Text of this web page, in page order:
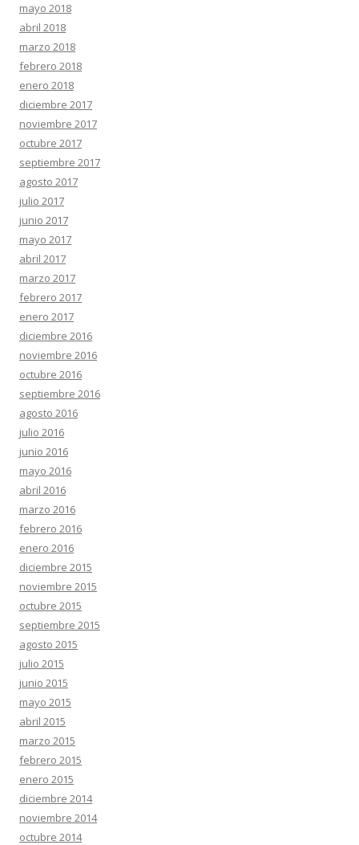
mayo 2018
abril 2018
marzo 2018
febrero 2018
enero 2018
diciembre 2017
noviembre 2017
octubre 2017
septiembre 2017
agosto 2017
julio 2017
junio 2017
mayo 2017
abril 2017
marzo 2017
febrero 2017
enero 2017
diciembre 2016
noviembre 2016
octubre 2016
septiembre 2016
agosto 2016
julio 2016
junio 2016
mayo 2016
abril 2016
marzo 2016
febrero 2016
enero 2016
diciembre 2015
noviembre 2015
octubre 2015
septiembre 2015
agosto 2015
julio 2015
junio 2015
mayo 2015
abril 2015
marzo 2015
febrero 2015
enero 2015
diciembre 2014
noviembre 2014
octubre 2014